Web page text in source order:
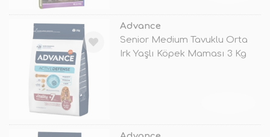
Advance
Senior Medium Tavuklu Orta
Irk Yaşlı Köpek Maması 3 Kg